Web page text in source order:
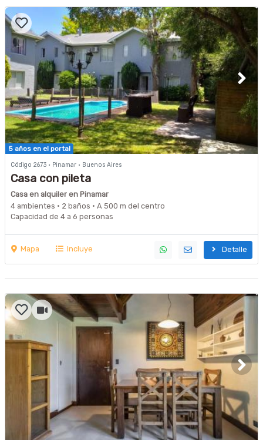
5 años en el portal
Código 2673 · Pinamar · Buenos Aires
Casa con pileta
Casa en alquiler en Pinamar
4 ambientes · 2 baños · A 500 m del centro
Capacidad de 4 a 6 personas
Mapa Incluye Detalle